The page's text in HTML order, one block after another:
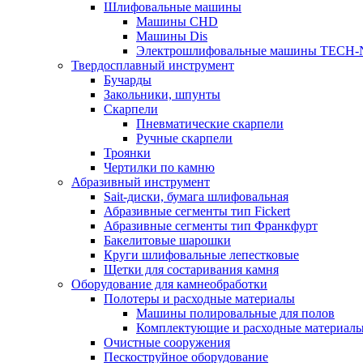
Шлифовальные машины
Машины CHD
Машины Dis
Электрошлифовальные машины TECH-
Твердосплавный инструмент
Бучарды
Закольники, шпунты
Скарпели
Пневматические скарпели
Ручные скарпели
Троянки
Чертилки по камню
Абразивный инструмент
Sait-диски, бумага шлифовальная
Абразивные сегменты тип Fickert
Абразивные сегменты тип Франкфурт
Бакелитовые шарошки
Круги шлифовальные лепестковые
Щетки для состаривания камня
Оборудование для камнеобработки
Полотеры и расходные материалы
Машины полировальные для полов
Комплектующие и расходные
Очистные сооружения
Пескоструйное оборудование